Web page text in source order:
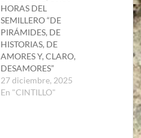
HORAS DEL
SEMILLERO “DE
PIRÁMIDES, DE
HISTORIAS, DE
AMORES Y, CLARO,
DESAMORES”
27 diciembre, 2025
En "CINTILLO"